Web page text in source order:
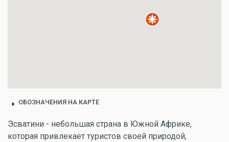
ОБОЗНАЧЕНИЯ НА КАРТЕ
Эсватини - небольшая страна в Южной Африке,
которая привлекает туристов своей природой,